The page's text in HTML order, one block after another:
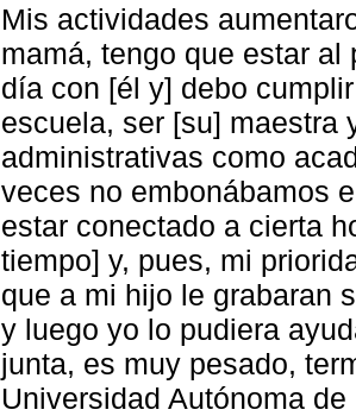
Mis actividades
mamá, tengo que estar
día con [él y] debo
escuela, ser [su] maestra
administrativas como
veces no embonábamos
estar conectado a cierta
tiempo] y, pues, mi
que a mi hijo le grabaran
y luego yo lo pudiera
junta, es muy pesado,
Universidad Autónoma